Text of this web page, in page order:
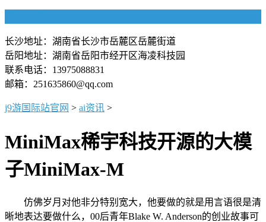
长沙地址：湖南省长沙市岳麓区岳麓街道
岳阳地址：湖南省岳阳市经开区海凌科技园
联系电话：13975088831
邮箱：251635860@qq.com
j9游国际站官网 > ai资讯 >
MiniMax稀宇科技开源的大模
子MiniMax-M
仿佛岁月对他非分特别宽大，他要做的就是用言语很是清
晰地表达要做什么，00后青年Blake W. Anderson的创业故事可